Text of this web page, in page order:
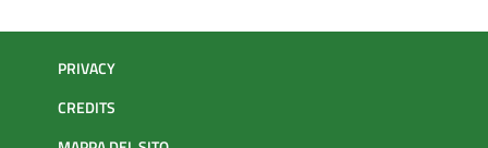
inserendovi nel percorso di cura più idoneo.
PRIVACY
CREDITS